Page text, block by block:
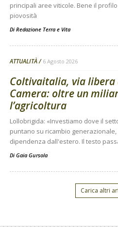
principali aree viticole. Bene il
piovosità
Di Redazione Terra e Vita
ATTUALITÀ 6 Agosto 2026
Coltivaitalia, via libera
Camera: oltre un
l’agricoltura
Lollobrigida: «Investiamo dove il
puntano su ricambio
dipendenza dall'estero. Il testo
Di Gaia Gursola
Carica altri